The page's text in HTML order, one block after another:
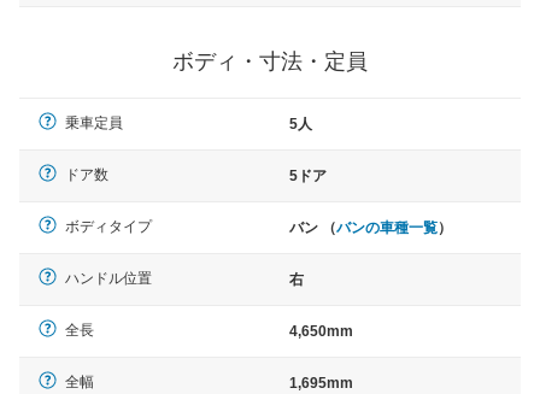
ボディ・寸法・定員
乗車定員 5人
ドア数 5ドア
ボディタイプ バン （バンの車種一覧）
ハンドル位置 右
全長 4,650mm
全幅 1,695mm